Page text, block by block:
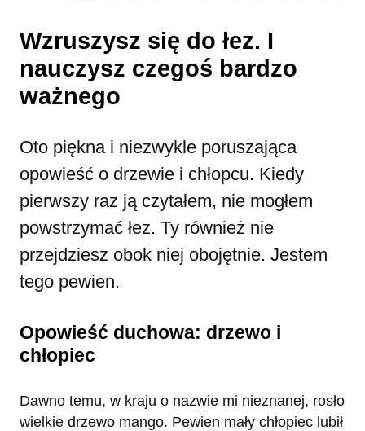
Wzruszysz się do łez. I
nauczysz czegoś bardzo
ważnego
Oto piękna i niezwykle poruszająca
opowieść o drzewie i chłopcu. Kiedy
pierwszy raz ją czytałem, nie mogłem
powstrzymać łez. Ty również nie
przejdziesz obok niej obojętnie. Jestem
tego pewien.
Opowieść duchowa: drzewo i
chłopiec
Dawno temu, w kraju o nazwie mi nieznanej, rosło
wielkie drzewo mango. Pewien mały chłopiec lubił